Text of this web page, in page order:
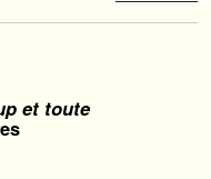
et toute